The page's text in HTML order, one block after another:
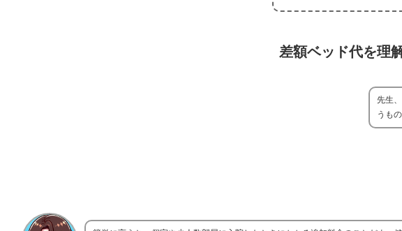
差額ベッド代を理
先生
うも